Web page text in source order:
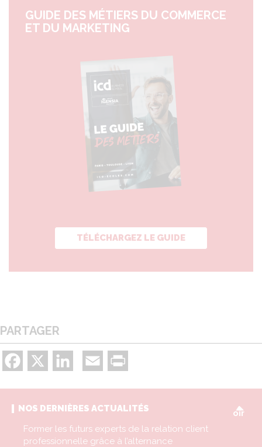
GUIDE DES MÉTIERS DU COMMERCE
ET DU MARKETING
TÉLÉCHARGEZ LE GUIDE
PARTAGER
Facebook LinkedIn Email
NOS DERNIÈRES ACTUALITÉS
oir
Former les futurs experts de la relation client
professionnelle grâce à l’alternance